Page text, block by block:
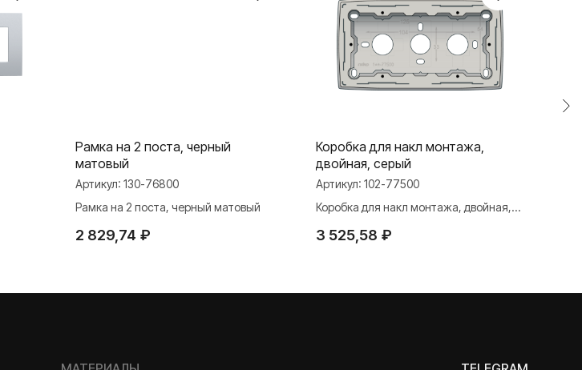
Рамка на 2 поста, черный
матовый
Артикул: 130-76800
Рамка на 2 поста, черный матовый
2 829,74 ₽
Коробка для накл монтажа,
двойная, серый
Артикул: 102-77500
Коробка для накл монтажа, двойная,
3 525,58 ₽
База знаний
TELEGRAM